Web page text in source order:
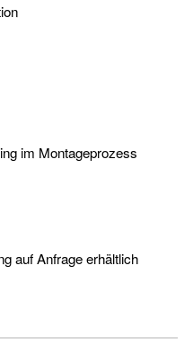
im Montageprozess
auf Anfrage erhältlich